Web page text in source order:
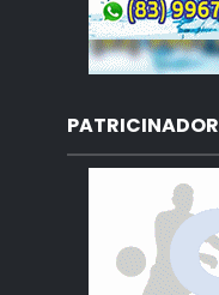
PATRICINADOR